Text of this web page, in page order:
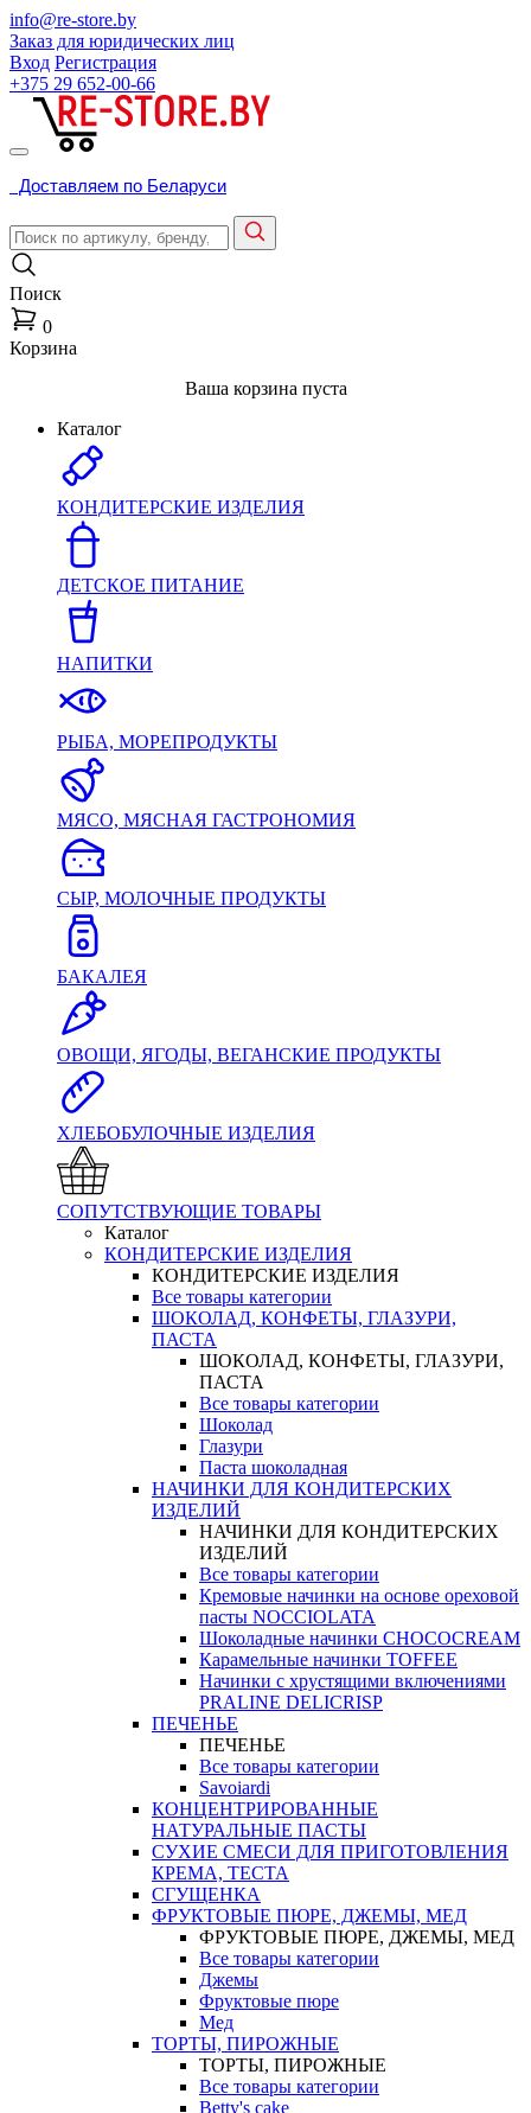
info@re-store.by
Заказ для юридических лиц
Вход Регистрация
+375 29 652-00-66
Доставляем по Беларуси
Поиск
0
Корзина
Ваша корзина пуста
Каталог
КОНДИТЕРСКИЕ ИЗДЕЛИЯ
ДЕТСКОЕ ПИТАНИЕ
НАПИТКИ
РЫБА, МОРЕПРОДУКТЫ
МЯСО, МЯСНАЯ ГАСТРОНОМИЯ
СЫР, МОЛОЧНЫЕ ПРОДУКТЫ
БАКАЛЕЯ
ОВОЩИ, ЯГОДЫ, ВЕГАНСКИЕ ПРОДУКТЫ
ХЛЕБОБУЛОЧНЫЕ ИЗДЕЛИЯ
СОПУТСТВУЮЩИЕ ТОВАРЫ
Каталог
КОНДИТЕРСКИЕ ИЗДЕЛИЯ
КОНДИТЕРСКИЕ ИЗДЕЛИЯ
Все товары категории
ШОКОЛАД, КОНФЕТЫ, ГЛАЗУРИ,
ПАСТА
ШОКОЛАД, КОНФЕТЫ, ГЛАЗУРИ,
ПАСТА
Все товары категории
Шоколад
Глазури
Паста шоколадная
НАЧИНКИ ДЛЯ КОНДИТЕРСКИХ
ИЗДЕЛИЙ
НАЧИНКИ ДЛЯ КОНДИТЕРСКИХ
ИЗДЕЛИЙ
Все товары категории
Кремовые начинки на основе ореховой
пасты NOCCIOLATA
Шоколадные начинки CHOCOCREAM
Карамельные начинки TOFFEE
Начинки с хрустящими включениями
PRALINE DELICRISP
ПЕЧЕНЬЕ
ПЕЧЕНЬЕ
Все товары категории
Savoiardi
КОНЦЕНТРИРОВАННЫЕ
НАТУРАЛЬНЫЕ ПАСТЫ
СУХИЕ СМЕСИ ДЛЯ ПРИГОТОВЛЕНИЯ
КРЕМА, ТЕСТА
СГУЩЕНКА
ФРУКТОВЫЕ ПЮРЕ, ДЖЕМЫ, МЕД
ФРУКТОВЫЕ ПЮРЕ, ДЖЕМЫ, МЕД
Все товары категории
Джемы
Фруктовые пюре
Мед
ТОРТЫ, ПИРОЖНЫЕ
ТОРТЫ, ПИРОЖНЫЕ
Все товары категории
Betty's cake